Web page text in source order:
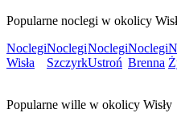
Popularne noclegi w okolicy
Noclegi
Wisła
Noclegi
Szczyrk
Noclegi
Ustroń
Noclegi
Brenna
Popularne wille w okolicy Wisły